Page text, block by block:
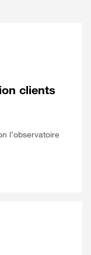
clients
l’observatoire